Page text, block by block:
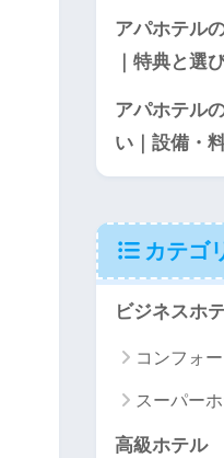
アパホテル
｜特典と選
アパホテル
い｜設備・
カテゴ
ビジネスホ
コンフォ
スーパー
高級ホテル